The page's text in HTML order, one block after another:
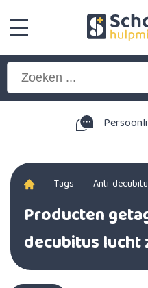
- Tags - Anti-
Producten
decubitus lucht